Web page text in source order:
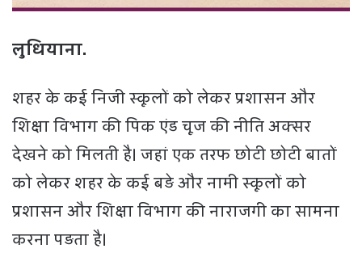
लुधियाना.
शहर के कई निजी स्कूलों को लेकर प्रशासन और
शिक्षा विभाग की पिक एंड चूज की नीति अक्सर
देखने को मिलती है। जहां एक तरफ छोटी छोटी बातों
को लेकर शहर के कई बड़े और नामी स्कूलों को
प्रशासन और शिक्षा विभाग की नाराजगी का सामना
करना पड़ता है।